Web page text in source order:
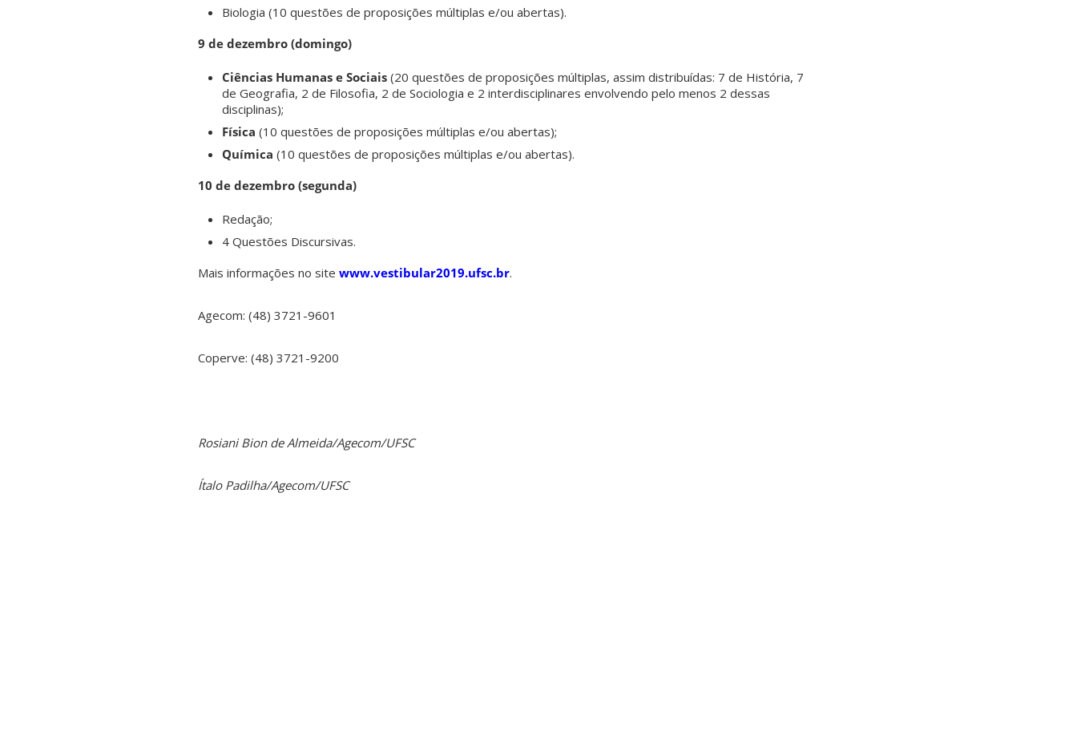
Biologia (10 questões de proposições múltiplas e/ou abertas).
9 de dezembro (domingo)
Ciências Humanas e Sociais (20 questões de proposições múltiplas, assim distribuídas: 7 de História, 7
de Geografia, 2 de Filosofia, 2 de Sociologia e 2 interdisciplinares envolvendo pelo menos 2 dessas
disciplinas);
Física (10 questões de proposições múltiplas e/ou abertas);
Química (10 questões de proposições múltiplas e/ou abertas).
10 de dezembro (segunda)
Redação;
4 Questões Discursivas.
Mais informações no site www.vestibular2019.ufsc.br.
Agecom: (48) 3721-9601
Coperve: (48) 3721-9200
Rosiani Bion de Almeida/Agecom/UFSC
Ítalo Padilha/Agecom/UFSC